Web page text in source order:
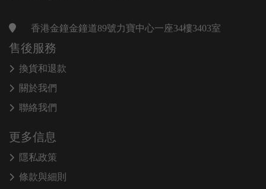
香港金鐘金鐘道89號力寶中心一座34樓3403室
售後服務
換貨和退款
關於我們
聯絡我們
更多信息
隱私政策
條款與細則